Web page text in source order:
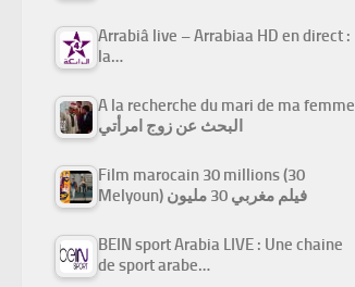
Arrabiâ live – Arrabiaa HD en direct :
la…
A la recherche du mari de ma femme
البحث عن زوج امرأتي
Film marocain 30 millions (30
Melyoun) فيلم مغربي 30 مليون
BEIN sport Arabia LIVE : Une chaine
de sport arabe…